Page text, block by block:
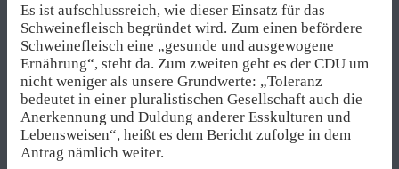
Es ist aufschlussreich, wie dieser Einsatz für das
Schweinefleisch begründet wird. Zum einen befördere
Schweinefleisch eine „gesunde und ausgewogene
Ernährung“, steht da. Zum zweiten geht es der CDU um
nicht weniger als unsere Grundwerte: „Toleranz
bedeutet in einer pluralistischen Gesellschaft auch die
Anerkennung und Duldung anderer Esskulturen und
Lebensweisen“, heißt es dem Bericht zufolge in dem
Antrag nämlich weiter.